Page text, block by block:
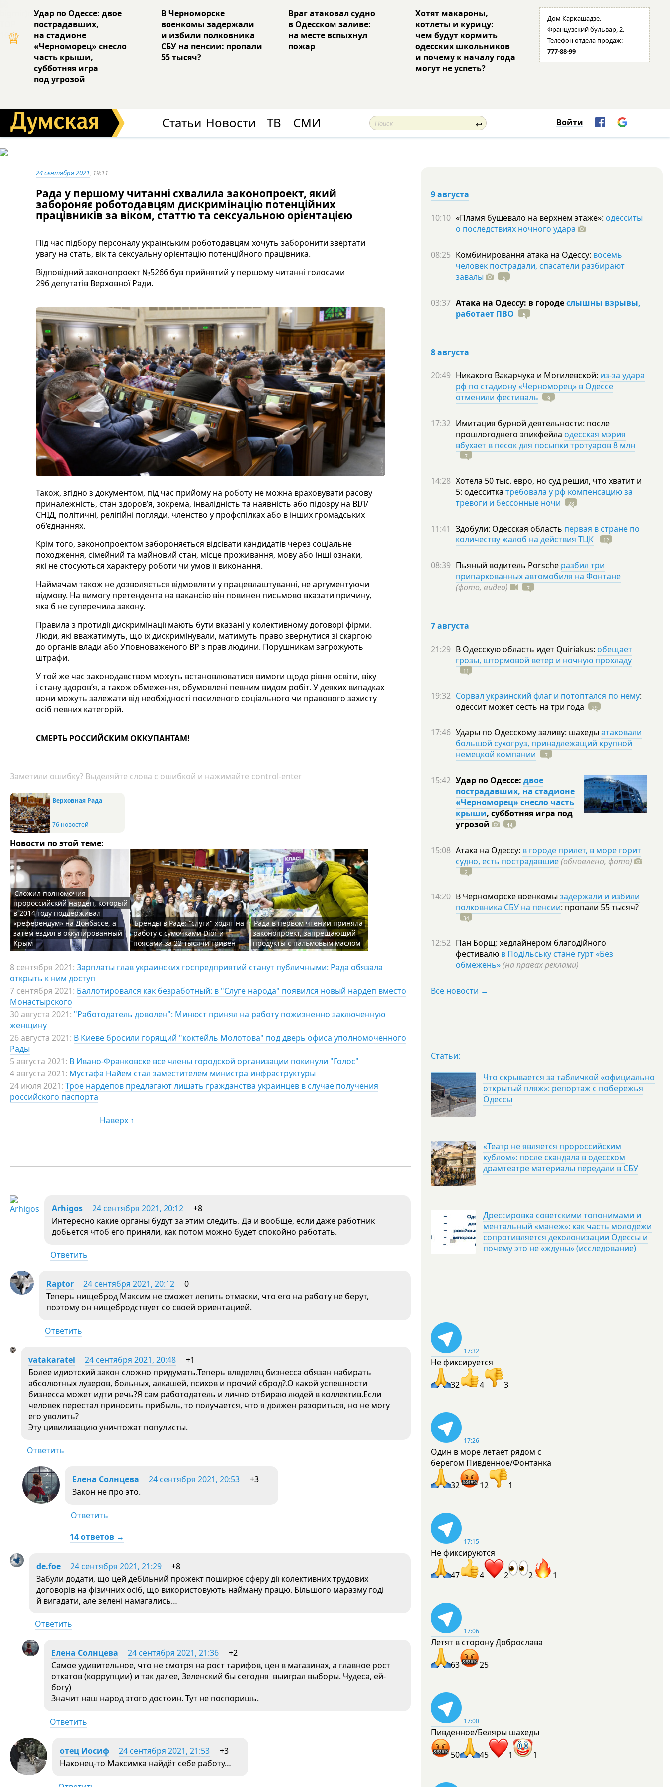
♕
Удар по Одессе: двое
пострадавших,
на стадионе
«Черноморец» снесло
часть крыши,
субботняя игра
под угрозой
В Черноморске
военкомы задержали
и избили полковника
СБУ на пенсии: пропали
55 тысяч?
Враг атаковал судно
в Одесском заливе:
на месте вспыхнул
пожар
Хотят макароны,
котлеты и курицу:
чем будут кормить
одесских школьников
и почему к началу года
могут не успеть?
Дом Каркашадзе.
Французский бульвар, 2.
Телефон отдела продаж:
777-88-99
Статьи Новости ТВ СМИ ↩ Войти
24 сентября 2021, 19:11
Рада у першому читанні схвалила законопроект, який
забороняє роботодавцям дискримінацію потенційних
працівників за віком, статтю та сексуальною орієнтацією
Під час підбору персоналу українським роботодавцям хочуть заборонити звертати
увагу на стать, вік та сексуальну орієнтацію потенційного працівника.
Відповідний законопроект №5266 був прийнятий у першому читанні голосами
296 депутатів Верховної Ради.
Також, згідно з документом, під час прийому на роботу не можна враховувати расову
приналежність, стан здоров’я, зокрема, інвалідність та наявність або підозру на ВІЛ/
СНІД, політичні, релігійні погляди, членство у профспілках або в інших громадських
об’єднаннях.
Крім того, законопроектом забороняється відсівати кандидатів через соціальне
походження, сімейний та майновий стан, місце проживання, мову або інші ознаки,
які не стосуються характеру роботи чи умов її виконання.
Наймачам також не дозволяється відмовляти у працевлаштуванні, не аргументуючи
відмову. На вимогу претендента на вакансію він повинен письмово вказати причину,
яка б не суперечила закону.
Правила з протидії дискримінації мають бути вказані у колективному договорі фірми.
Люди, які вважатимуть, що їх дискримінували, матимуть право звернутися зі скаргою
до органів влади або Уповноваженого ВР з прав людини. Порушникам загрожують
штрафи.
У той же час законодавством можуть встановлюватися вимоги щодо рівня освіти, віку
і стану здоров’я, а також обмеження, обумовлені певним видом робіт. У деяких випадках
вони можуть залежати від необхідності посиленого соціального чи правового захисту
осіб певних категорій.
СМЕРТЬ РОССИЙСКИМ ОККУПАНТАМ!
Заметили ошибку? Выделяйте слова с ошибкой и нажимайте control-enter
Верховная Рада
76 новостей
Новости по этой теме:
Сложил полномочия
пророссийский нардеп, который
в 2014 году поддерживал
«референдум» на Донбассе, а
затем ездил в оккупированный
Крым
Бренды в Раде: "слуги" ходят на
работу с сумочками Dior и
поясами за 22 тысячи гривен
Рада в первом чтении приняла
законопроект, запрещающий
продукты с пальмовым маслом
8 сентября 2021: Зарплаты глав украинских госпредприятий станут публичными: Рада обязала
открыть к ним доступ
7 сентября 2021: Баллотировался как безработный: в "Слуге народа" появился новый нардеп вместо
Монастырского
30 августа 2021: "Работодатель доволен": Минюст принял на работу пожизненно заключенную
женщину
26 августа 2021: В Киеве бросили горящий "коктейль Молотова" под дверь офиса уполномоченного
Рады
5 августа 2021: В Ивано-Франковске все члены городской организации покинули "Голос"
4 августа 2021: Мустафа Найем стал заместителем министра инфраструктуры
24 июля 2021: Трое нардепов предлагают лишать гражданства украинцев в случае получения
российского паспорта
Наверх ↑
Arhigos 24 сентября 2021, 20:12
+8
Интересно какие органы будут за этим следить. Да и вообще, если даже работник
добьется чтоб его приняли, как потом можно будет спокойно работать.
Ответить
Raptor 24 сентября 2021, 20:12
0
Теперь нищеброд Максим не сможет лепить отмаски, что его на работу не берут,
поэтому он нищебродствует со своей ориентацией.
Ответить
vatakaratel 24 сентября 2021, 20:48
+1
Более идиотский закон сложно придумать.Теперь влвделец бизнесса обязан набирать
абсолютных лузеров, больных, алкашей, психов и прочий сброд?.О какой успешности
бизнесса может идти речь?Я сам работодатель и лично отбираю людей в коллектив.Если
человек перестал приносить прибыль, то получается, что я должен разориться, но не могу
его уволить?
Эту цивилизацию уничтожат популисты.
Ответить
Елена Солнцева 24 сентября 2021, 20:53
+3
Закон не про это.
Ответить
14 ответов →
de.foe 24 сентября 2021, 21:29
+8
Забули додати, що цей дебільний прожект поширює сферу дії колективних трудових
договорів на фізичних осіб, що використовують найману працю. Більшого маразму годі
й вигадати, але зелені намагались…
Ответить
Елена Солнцева 24 сентября 2021, 21:36
+2
Самое удивительное, что не смотря на рост тарифов, цен в магазинах, а главное рост
откатов (коррупции) и так далее, Зеленский бы сегодня выиграл выборы. Чудеса, ей-
богу)
Значит наш народ этого достоин. Тут не поспоришь.
Ответить
отец Иосиф 24 сентября 2021, 21:53
+3
Наконец-то Максимка найдёт себе работу…
9 августа
10:10 «Пламя бушевало на верхнем этаже»: одесситы
о последствиях ночного удара
08:25 Комбинировання атака на Одессу: восемь
человек пострадали, спасатели разбирают
завалы
6
03:37 Атака на Одессу: в городеслышны взрывы,
работает ПВО
5
8 августа
20:49 Никакого Вакарчука и Могилевской: из-за удара
рф по стадиону «Черноморец» в Одессе
отменили фестиваль
9
17:32 Имитация бурной деятельности: после
прошлогоднего эпикфейла одесская мэрия
вбухает в песок для посыпки тротуаров 8 млн
7
14:28 Хотела 50 тыс. евро, но суд решил, что хватит и
5: одесситка требовала у рф компенсацию за
тревоги и бессонные ночи
28
11:41 Здобули: Одесская область первая в стране по
количеству жалоб на действия ТЦК
12
08:39 Пьяный водитель Porsche разбил три
припаркованных автомобиля на Фонтане
(фото, видео)
7
7 августа
21:29 В Одесскую область идет Quiriakus: обещает
грозы, штормовой ветер и ночную прохладу
11
19:32 Сорвал украинский флаг и потоптался по нему:
одессит может сесть на три года 29
17:46 Удары по Одесскому заливу: шахеды атаковали
большой сухогруз, принадлежащий крупной
немецкой компании
7
15:42 Удар по Одессе: двое
пострадавших, на стадионе
«Черноморец» снесло часть
крыши, субботняя игра под
угрозой
14
15:08 Атака на Одессу: в городе прилет, в море горит
судно, есть пострадавшие(обновлено, фото)
2
14:20 В Черноморске военкомы задержали и избили
полковника СБУ на пенсии: пропали 55тысяч?
34
12:52 Пан Борщ: хедлайнером благодійного
фестивалю в Подільську стане гурт «Без
обмежень»(на правах реклами)
Все новости →
Статьи:
Что скрывается за табличкой «официально
открытый пляж»: репортаж с побережья
Одессы
«Театр не является пророссийским
кублом»: после скандала в одесском
драмтеатре материалы передали в СБУ
Дрессировка советскими топонимами и
ментальный «манеж»: как часть молодежи
сопротивляется деколонизации Одессы и
почему это не «ждуны» (исследование)
17:32
Не фиксируется
32 4 3
17:26
Один в море летает рядом с
берегом Пивденное/Фонтанка
32 12 1
17:15
Не фиксируются
47 4 2 2 1
17:06
Летят в сторону Доброслава
63 25
17:00
Пивденное/Беляры шахеды
50 45 1 1